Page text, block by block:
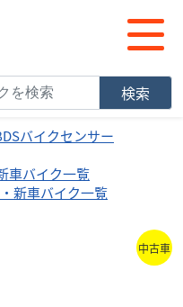
検索
バイクセンサー
車バイク一覧
新車バイク一覧
中古車